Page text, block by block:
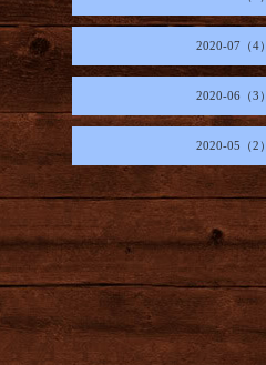
2020-07（4）
2020-06（3）
2020-05（2）